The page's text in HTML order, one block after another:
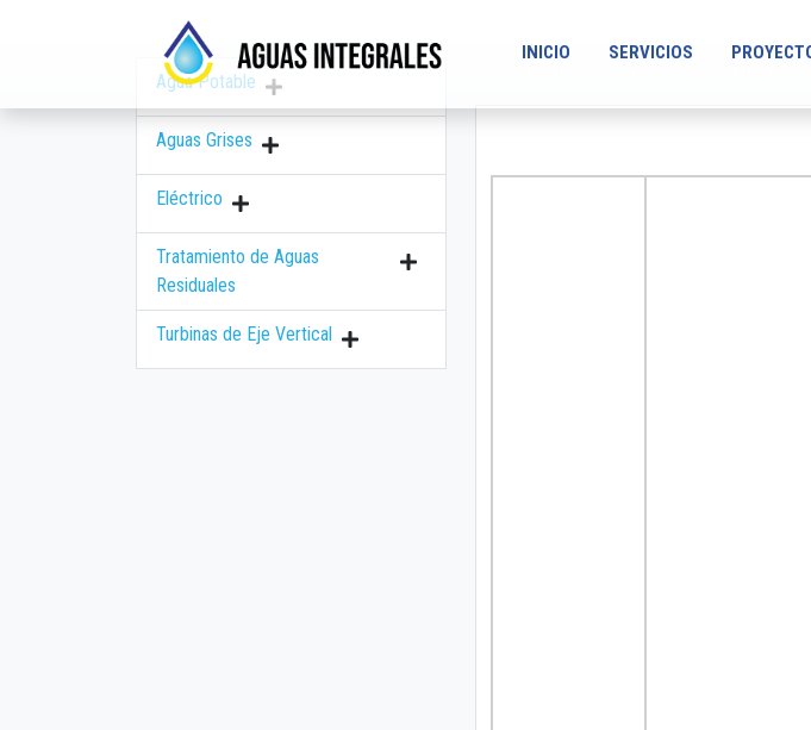
INICIO SERVICIOS
Agua Potable
Aguas Grises
Eléctrico
Tratamiento de Aguas
Residuales
Turbinas de Eje Vertical